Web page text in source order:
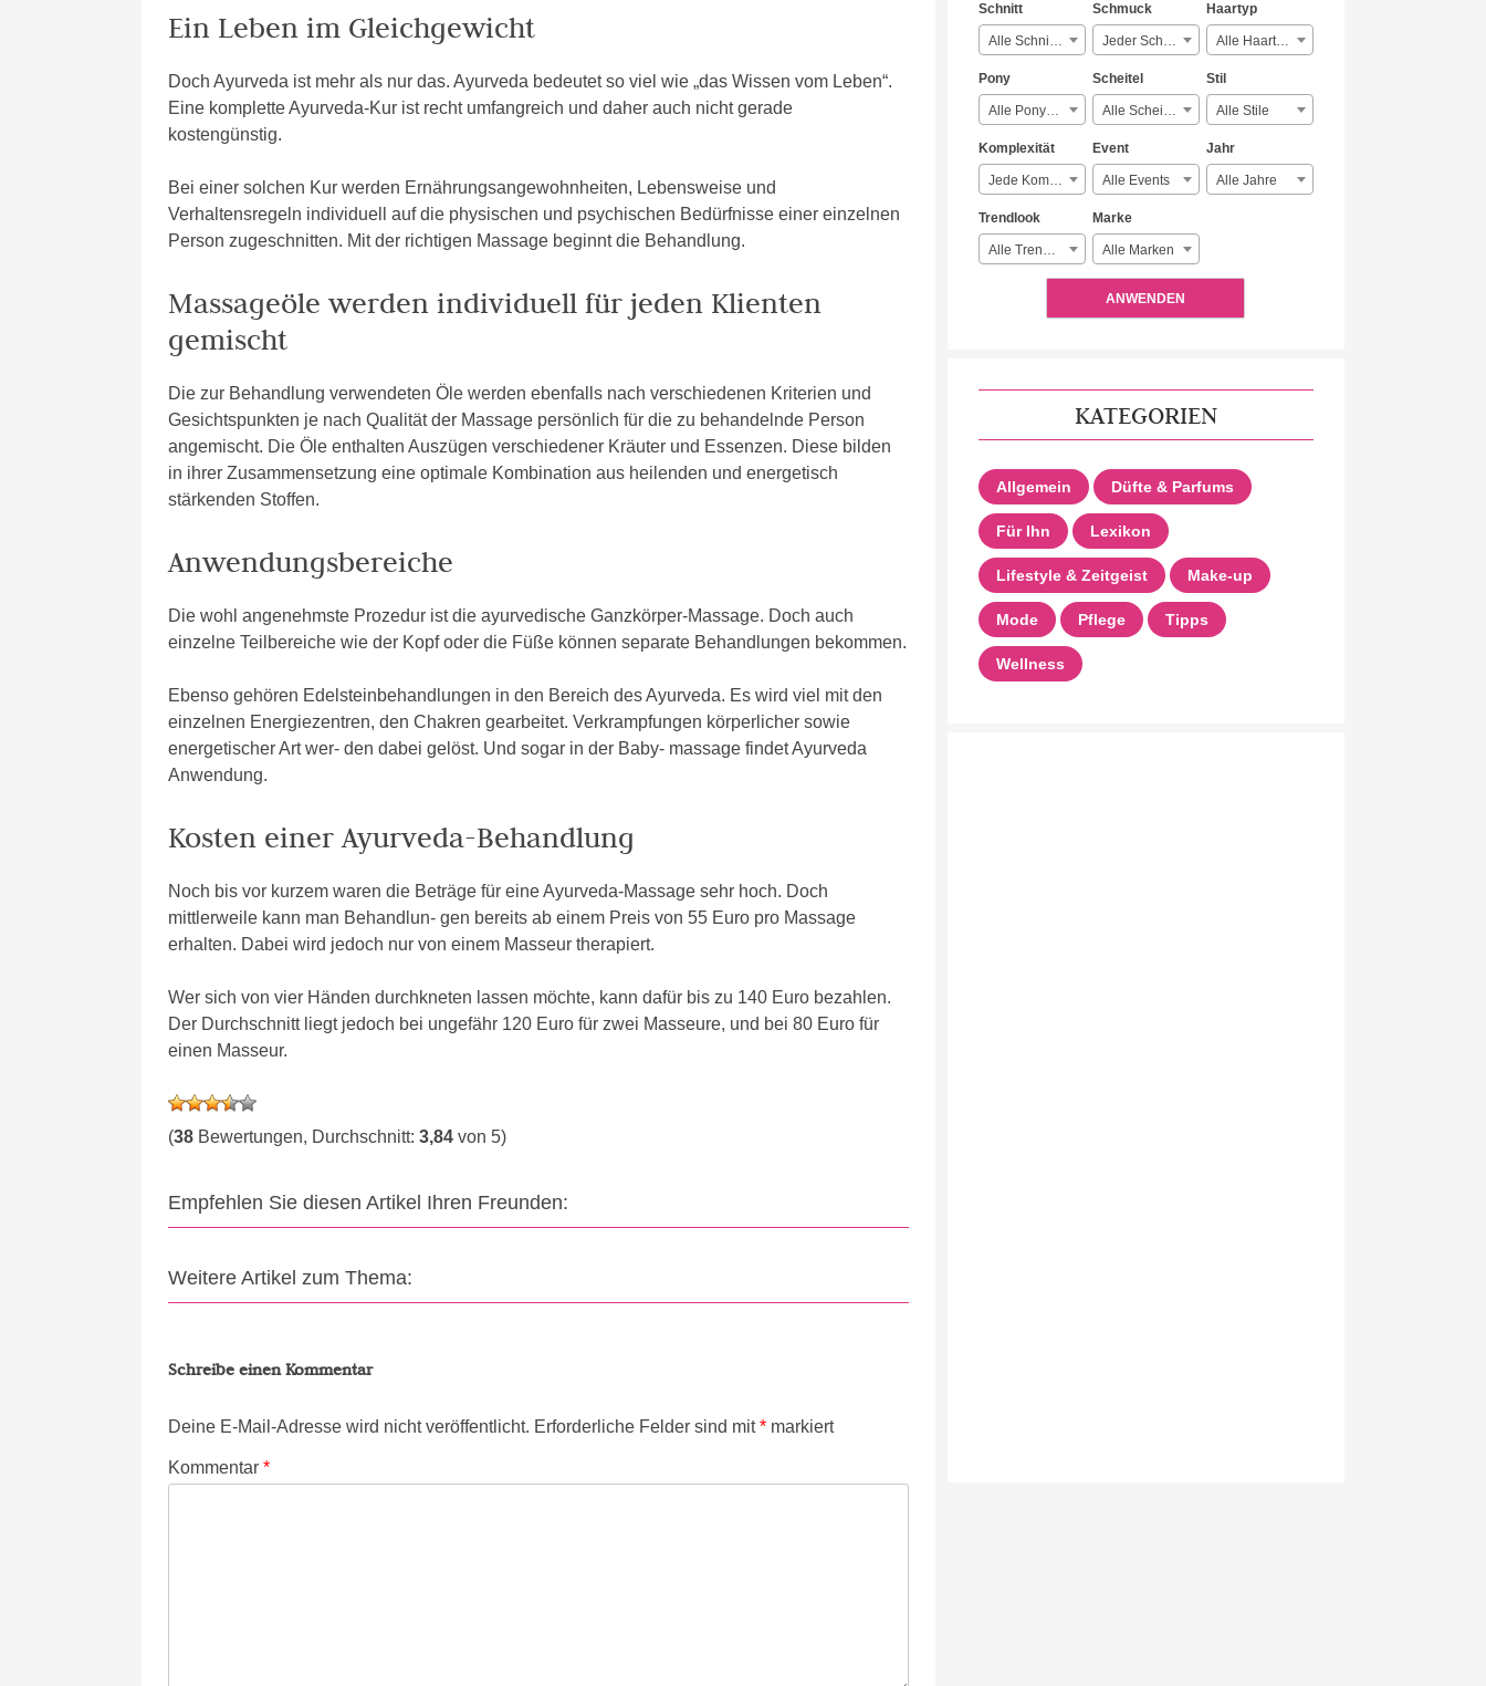
Ein Leben im Gleichgewicht
Doch Ayurveda ist mehr als nur das. Ayurveda bedeutet so viel wie „das Wissen vom Leben“.
Eine komplette Ayurveda-Kur ist recht umfangreich und daher auch nicht gerade
kostengünstig.
Bei einer solchen Kur werden Ernährungsangewohnheiten, Lebensweise und
Verhaltensregeln individuell auf die physischen und psychischen Bedürfnisse einer einzelnen
Person zugeschnitten. Mit der richtigen Massage beginnt die Behandlung.
Massageöle werden individuell für jeden Klienten
gemischt
Die zur Behandlung verwendeten Öle werden ebenfalls nach verschiedenen Kriterien und
Gesichtspunkten je nach Qualität der Massage persönlich für die zu behandelnde Person
angemischt. Die Öle enthalten Auszügen verschiedener Kräuter und Essenzen. Diese bilden
in ihrer Zusammensetzung eine optimale Kombination aus heilenden und energetisch
stärkenden Stoffen.
Anwendungsbereiche
Die wohl angenehmste Prozedur ist die ayurvedische Ganzkörper-Massage. Doch auch
einzelne Teilbereiche wie der Kopf oder die Füße können separate Behandlungen bekommen.
Ebenso gehören Edelsteinbehandlungen in den Bereich des Ayurveda. Es wird viel mit den
einzelnen Energiezentren, den Chakren gearbeitet. Verkrampfungen körperlicher sowie
energetischer Art wer- den dabei gelöst. Und sogar in der Baby- massage findet Ayurveda
Anwendung.
Kosten einer Ayurveda-Behandlung
Noch bis vor kurzem waren die Beträge für eine Ayurveda-Massage sehr hoch. Doch
mittlerweile kann man Behandlun- gen bereits ab einem Preis von 55 Euro pro Massage
erhalten. Dabei wird jedoch nur von einem Masseur therapiert.
Wer sich von vier Händen durchkneten lassen möchte, kann dafür bis zu 140 Euro bezahlen.
Der Durchschnitt liegt jedoch bei ungefähr 120 Euro für zwei Masseure, und bei 80 Euro für
einen Masseur.
(38 Bewertungen, Durchschnitt: 3,84 von 5)
Empfehlen Sie diesen Artikel Ihren Freunden:
Weitere Artikel zum Thema:
Schreibe einen Kommentar
Deine E-Mail-Adresse wird nicht veröffentlicht. Erforderliche Felder sind mit* markiert
Kommentar *
Schnitt
Alle Schnitte
Schmuck
Jeder Schmuck
Haartyp
Alle Haartypen
Pony
Alle Ponyarten
Scheitel
Alle Scheitelarten
Stil
Alle Stile
Komplexität
Jede Komplexität
Event
Alle Events
Jahr
Alle Jahre
Trendlook
Alle Trendlooks
Marke
Alle Marken
ANWENDEN
KATEGORIEN
Allgemein Düfte & Parfums
Für Ihn Lexikon
Lifestyle & Zeitgeist Make-up
Mode Pflege Tipps
Wellness